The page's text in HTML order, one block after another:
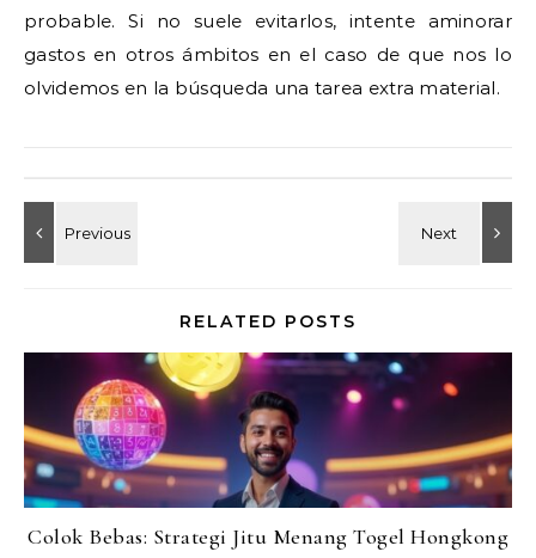
probable. Si no suele evitarlos, intente aminorar
gastos en otros ámbitos en el caso de que nos lo
olvidemos en la búsqueda una tarea extra material.
RELATED POSTS
Colok Bebas: Strategi Jitu Menang Togel Hongkong